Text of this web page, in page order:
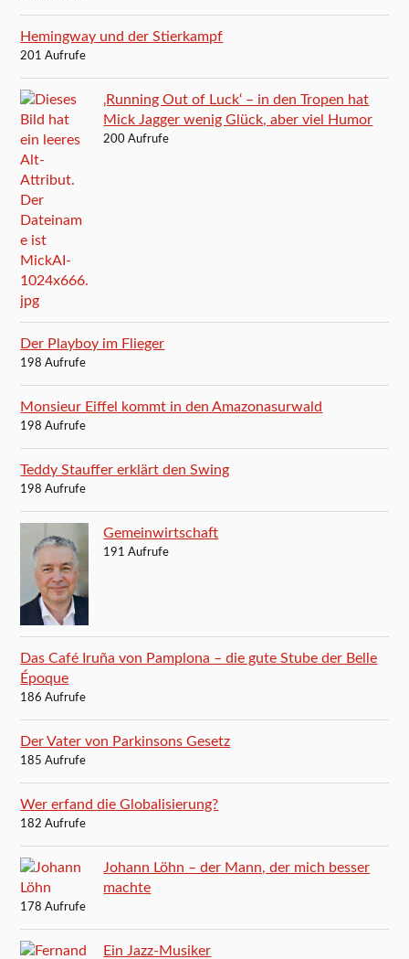
Hemingway und der Stierkampf
201 Aufrufe
‚Running Out of Luck‘ – in den Tropen hat
Mick Jagger wenig Glück, aber viel Humor
200 Aufrufe
Der Playboy im Flieger
198 Aufrufe
Monsieur Eiffel kommt in den Amazonasurwald
198 Aufrufe
Teddy Stauffer erklärt den Swing
198 Aufrufe
Gemeinwirtschaft
191 Aufrufe
Das Café Iruña von Pamplona – die gute Stube der Belle
Époque
186 Aufrufe
Der Vater von Parkinsons Gesetz
185 Aufrufe
Wer erfand die Globalisierung?
182 Aufrufe
Johann Löhn – der Mann, der mich besser
machte
178 Aufrufe
Ein Jazz-Musiker